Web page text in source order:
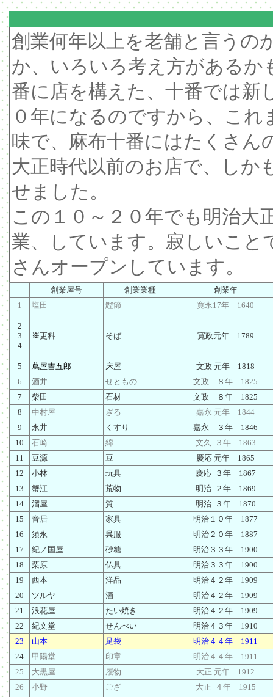
創業何年以上を老舗と言うの
か、いろいろ考え方があるか
番に店を構えた、十番では新
０年になるのですから、こ
味で、麻布十番にはたくさん
大正時代以前のお店で、しか
せました。
この１０～２０年でも明治大
業、しています。寂しいこと
さんオープンしています。
創業屋号 創業業種
創業年
1
塩田 鰹節 寛永17年 1640
2
3
4
※更科 そば 寛政元年 1789
5 蔦屋吉五郎 床屋
文政 元年 1818
6
酒井 せともの
文政 ８年 1825
7
柴田 石材
文政 ８年 1825
8
中村屋 ざる
嘉永 元年 1844
9
永井 くすり
嘉永 ３年 1846
10
石崎 綿
文久 ３年 1863
11
豆源 豆
慶応 元年 1865
12
小林 玩具
慶応 ３年 1867
13
蟹江 荒物
明治 ２年 1869
14
溜屋 質
明治 ３年 1870
15
音居 家具
明治１０年 1877
16
須永 呉服
明治２０年 1887
17
紀ノ国屋 砂糖
明治３３年 1900
18
栗原 仏具
明治３３年 1900
19
西本 洋品
明治４２年 1909
20
ツルヤ 酒
明治４２年 1909
21
浪花屋 たい焼き
明治４２年 1909
22
紀文堂 せんべい
明治４３年 1910
23
山本 足袋
明治４４年 1911
24
甲陽堂 印章
明治４４年 1911
25
大黒屋 履物
大正 元年 1912
26
小野 ござ
大正 ４年 1915